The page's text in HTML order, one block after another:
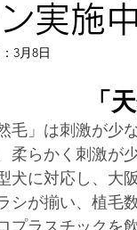
実施
3月8日
「
然毛」は刺激が
柔らかく刺激が
犬に対応し、大
シが揃い、植毛